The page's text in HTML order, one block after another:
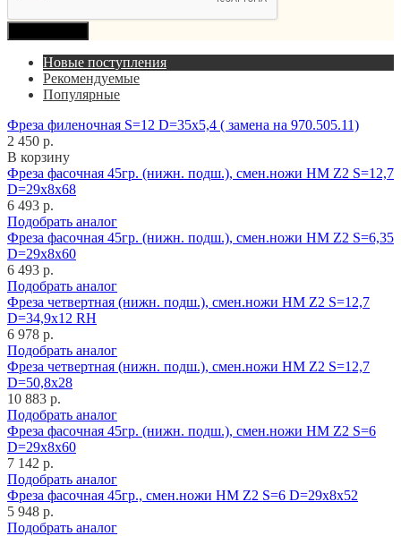
Новые поступления
Рекомендуемые
Популярные
Фреза филеночная S=12 D=35x5,4 ( замена на 970.505.11)
2 450 р.
В корзину
Фреза фасочная 45гр. (нижн. подш.), смен.ножи HM Z2 S=12,7
D=29x8x68
6 493 р.
Подобрать аналог
Фреза фасочная 45гр. (нижн. подш.), смен.ножи HM Z2 S=6,35
D=29x8x60
6 493 р.
Подобрать аналог
Фреза четвертная (нижн. подш.), смен.ножи HM Z2 S=12,7
D=34,9x12 RH
6 978 р.
Подобрать аналог
Фреза четвертная (нижн. подш.), смен.ножи HM Z2 S=12,7
D=50,8x28
10 883 р.
Подобрать аналог
Фреза фасочная 45гр. (нижн. подш.), смен.ножи HM Z2 S=6
D=29x8x60
7 142 р.
Подобрать аналог
Фреза фасочная 45гр., смен.ножи HM Z2 S=6 D=29x8x52
5 948 р.
Подобрать аналог